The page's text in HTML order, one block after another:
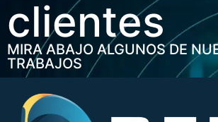
clientes
MIRA ABAJO ALGUNOS DE
TRABAJOS